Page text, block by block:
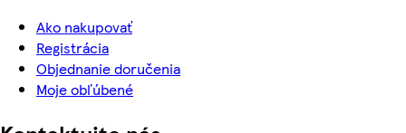
Ako nakupovať
Registrácia
Objednanie doručenia
Moje obľúbené